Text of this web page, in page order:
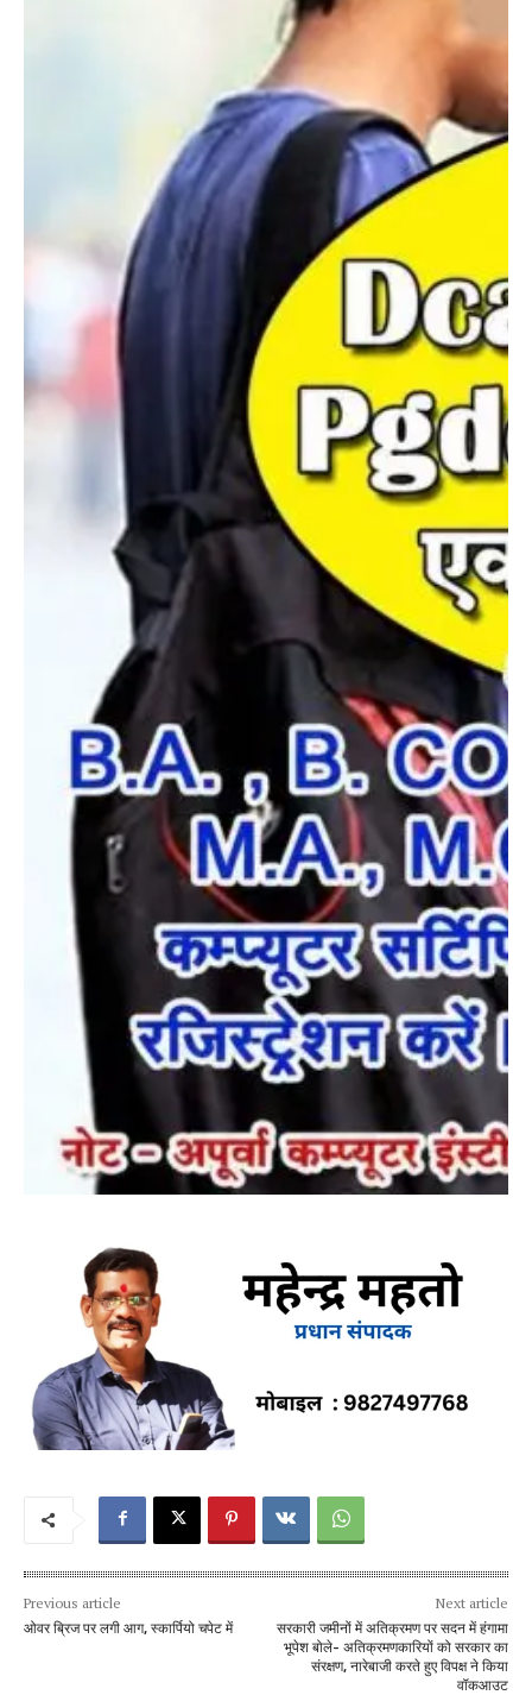
Previous article
ओवर ब्रिज पर लगी आग, स्कार्पियो चपेट में
Next article
सरकारी जमीनों में अतिक्रमण पर सदन में हंगामा
भूपेश बोले- अतिक्रमणकारियों को सरकार का
संरक्षण, नारेबाजी करते हुए विपक्ष ने किया
वॉकआउट